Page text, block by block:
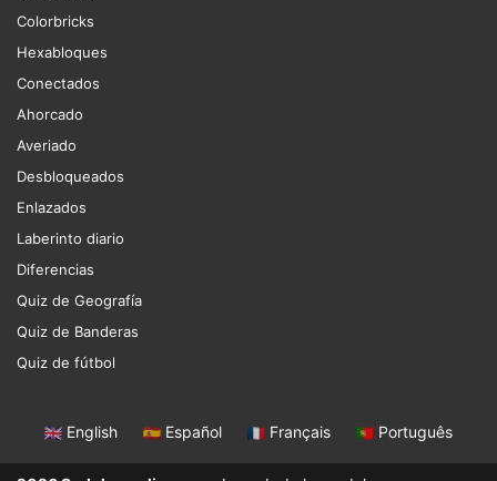
Colorbricks
Hexabloques
Conectados
Ahorcado
Averiado
Desbloqueados
Enlazados
Laberinto diario
Diferencias
Quiz de Geografía
Quiz de Banderas
Quiz de fútbol
English Español Français Português